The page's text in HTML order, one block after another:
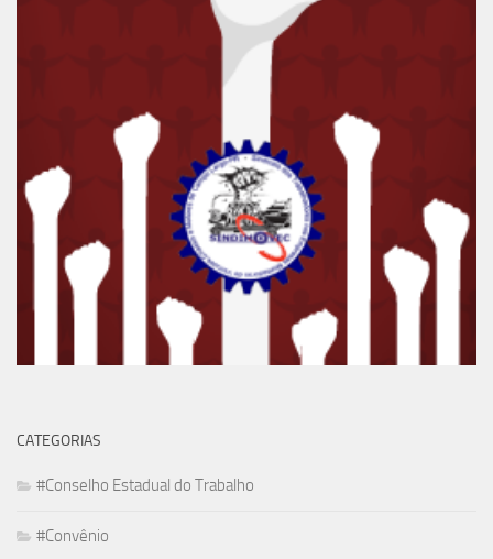
CATEGORIAS
#Conselho Estadual do Trabalho
#Convênio